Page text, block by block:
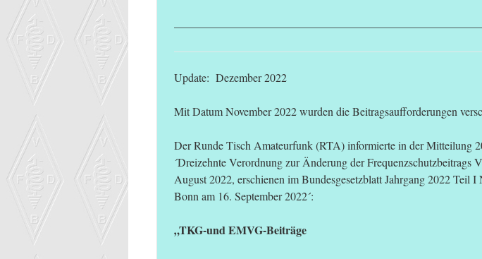
Update: Dezember 2022
Mit Datum November 2022 wurden die Beitragsaufforderungen
Der Runde Tisch Amateurfunk (RTA) informierte in der Mitteilung
´Dreizehnte Verordnung zur Änderung der Frequenzschutzbeitrags
August 2022, erschienen im Bundesgesetzblatt Jahrgang 2022 Teil I
Bonn am 16. September 2022´:
„TKG-und EMVG-Beiträge